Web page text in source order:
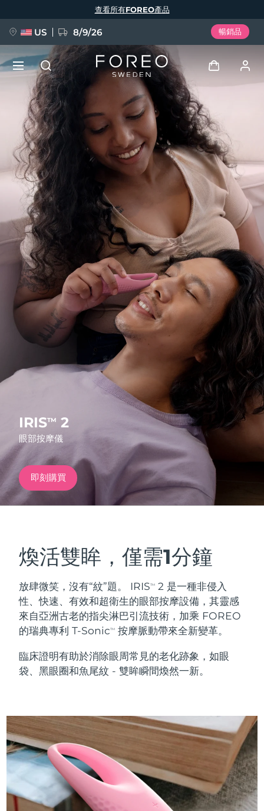
IRISTM 2
眼部按摩儀
即刻購買
煥活雙眸，僅需1分鐘
放肆微笑，沒有“紋”題。 IRISTM
2 是一種非侵入
性、快速、有效和超衛生的眼部按摩設備，其靈感
來自亞洲古老的指尖淋巴引流技術，加乘 FOREO
的瑞典專利 T-SonicTM 按摩脈動帶來全新變革。
臨床證明有助於消除眼周常見的老化跡象，如眼
袋、黑眼圈和魚尾紋 - 雙眸瞬間煥然一新。
查看所有FOREO產品
US 8/9/26 暢銷品
用戶信息
我的設備
我的訂單
我的地址
我的訂閱
新品
FAQ™ Pure Beauty-Tech Elixir
BREAKING NEWS
issa™ Teeth Whitening Set
FAQ™ Dual LED Panel
特別優惠 暢銷產品
紅光療法
面部清潔
LUNA™ 4 套裝
Anti-aging massage
LUNA™ 4 Men
For men, anti-aging massage
LUNA™ 4 mini
緊致提拉
BEAR™ 2 套裝
Microcurrent toning
BEAR™ 2 eyes & lips
Microcurrent line smoothing device
面部提拉護理
補水保濕
UFO™ 3 LED
Near-infrared and red light therapy
device
口腔護理
issa™ 4 plus
Smart hybrid silicone sonic toothbrush
FAQ™ 101
LED 護理
NEW
FAQ™ 201
NEW
語言
English Deutsch
Español
Français
Italiano
Português
Polski
Svenska
Русский
Türkçe
简体中文 繁體中文
發貨國家
美國 預計送達日期 8/9/26
英國 預計送達日期 8/8/26
預計送達日期 8/8/26
預計送達日期 8/11/26
預計送達日期 8/8/26
德國 預計送達日期
加拿大 預計送達日期
奧地利 預計送達日期
比利時 預計送達日期8/8/26
百慕達 預計送達日期8/14/26
波士尼亞與赫塞哥維納 預計送達日期8/11/26
保加利亞 預計送達日期8/8/26
加拿大 預計送達日期8/12/26
智利 預計送達日期 8/12/26
中國 預計送達日期 8/8/26